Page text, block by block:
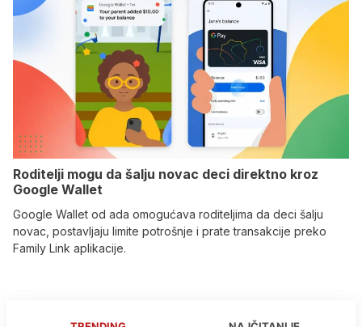
Roditelji mogu da šalju novac deci direktno kroz
Google Wallet
Google Wallet od ada omogućava roditeljima da deci šalju
novac, postavljaju limite potrošnje i prate transakcije preko
Family Link aplikacije.